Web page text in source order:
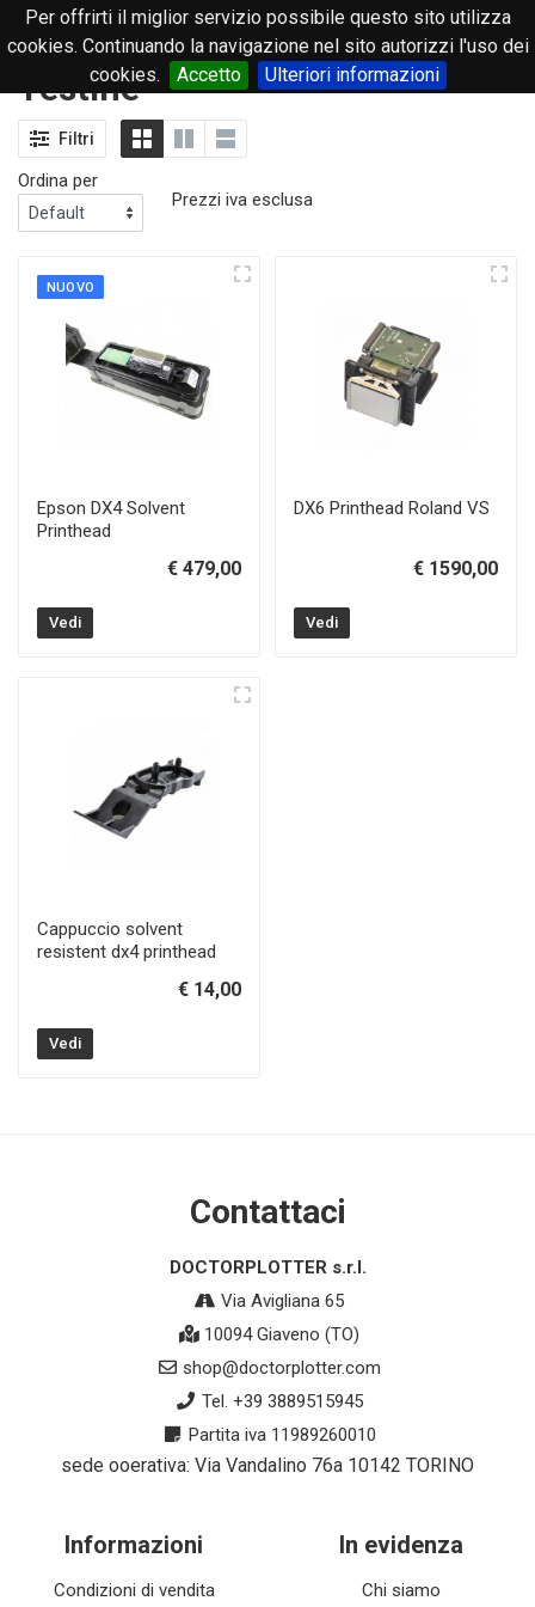
Per offrirti il miglior servizio possibile questo sito utilizza
cookies. Continuando la navigazione nel sito autorizzi l'uso dei
cookies.
Accetto Ulteriori informazioni
0
Testine
Filtri
Ordina per
Prezzi iva esclusa
NUOVO
Epson DX4 Solvent
Printhead
€ 479,00
Vedi
DX6 Printhead Roland VS
€ 1590,00
Vedi
Cappuccio solvent
resistent dx4 printhead
€ 14,00
Vedi
Contattaci
DOCTORPLOTTER s.r.l.
Via Avigliana 65
10094 Giaveno (TO)
shop@doctorplotter.com
Tel. +39 3889515945
Partita iva 11989260010
sede ooerativa: Via Vandalino 76a 10142 TORINO
Informazioni
Condizioni di vendita
In evidenza
Chi siamo